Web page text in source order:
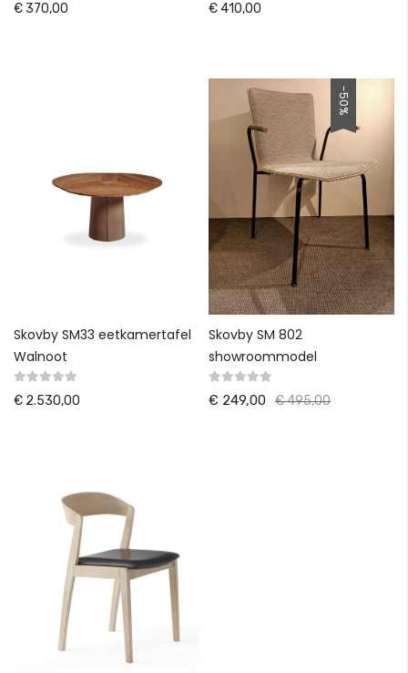
€ 370,00 € 410,00
Skovby SM33 eetkamertafel
Walnoot
€ 2.530,00
-50%
Skovby SM 802
showroommodel
€ 249,00 € 495,00